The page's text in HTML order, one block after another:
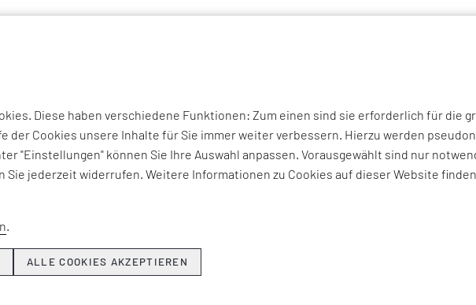
Ecosystem Partner Satori Analytics
SATORI
Diese haben verschiedene Funktionen: Zum einen sind sie erforderlich für die
der Cookies unsere Inhalte für Sie immer weiter verbessern. Hierzu werden
"Einstellungen" können Sie Ihre Auswahl anpassen. Vorausgewählt sind nur
Sie jederzeit widerrufen. Weitere Informationen zu Cookies auf dieser Website
.
ALLE COOKIES AKZEPTIEREN